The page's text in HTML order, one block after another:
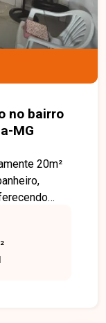
no bairro
MG
20m²